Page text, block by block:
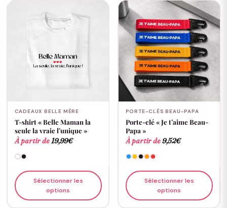
CADEAUX BELLE MÈRE
T-shirt « Belle Maman la
seule la vraie l’unique »
À partir de19,99€
Sélectionner les
options
PORTE-CLÉS BEAU-PAPA
Porte-clé « Je t’aime Beau-
Papa »
À partir de9,52€
Sélectionner les
options